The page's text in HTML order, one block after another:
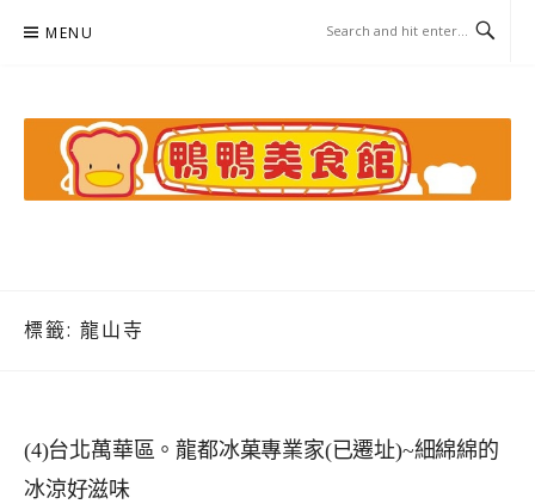
MENU
標籤: 龍山寺
(4)台北萬華區。龍都冰菓專業家(已遷址)~細綿綿的
冰涼好滋味